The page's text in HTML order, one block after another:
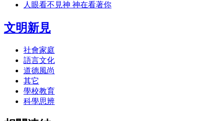
人眼看不見神 神在看著你
文明新見
社會家庭
語言文化
道德風尚
其它
學校教育
科學思辨